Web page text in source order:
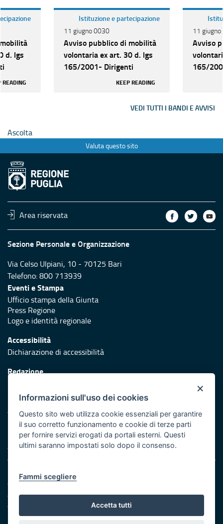
d. lgs
READING
Istituzione e partecipazione
11 giugno 0030
Avviso pubblico di mobilità
volontaria ex art. 30 d. lgs
165/2001- Dirigenti
KEEP READING
11
Avviso
165/
VEDI TUTTI I BANDI E AVVISI
Ascolta
Valuta questo sito
Area riservata
Sezione Personale e Organizzazione
Via Celso Ulpiani, 10 - 70125 Bari
Telefono: 800 713939
Eventi e Stampa
Ufficio stampa della Giunta
Press Regione
Logo e identità regionale
Accessibilità
Dichiarazione di accessibilità
Redazione
Protezione civile
Vai al sito di Protezione Civile Puglia
Iniziativa finanziata con risorse del POR Puglia 2014/2020 -
Asse XI
Note legali
Cookie e privacy
Amministrazione trasparente
Atti di notifica
Feed RSS
×
Informazioni sull'uso dei cookies
Questo sito web utilizza cookie essenziali per garantire
il suo corretto funzionamento e cookie di terze parti
per fornire servizi erogati da portali esterni. Questi
ultimi saranno impostati solo dopo il consenso.
Fammi scegliere
Accetta tutti